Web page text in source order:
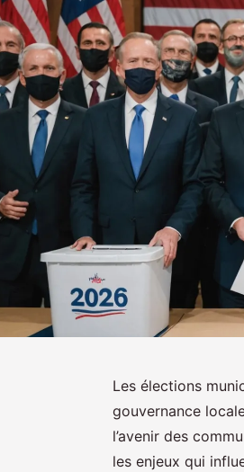
Les élections
gouvernance
l’avenir des
les enjeux qui